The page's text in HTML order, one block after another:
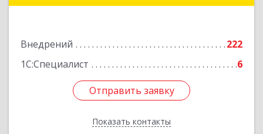
Внедрений
222
1С:Специалист
6
Отправить заявку
Показать контакты
Отправить заявку
Назад